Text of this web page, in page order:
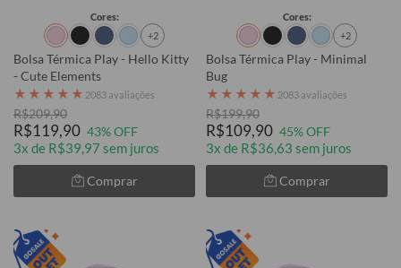
Cores:
+2
Bolsa Térmica Play - Hello Kitty
- Cute Elements
★ ★ ★ ★ ★ 2083 avaliações
R$209,90
R$119,90 43% OFF
3x de R$39,97 sem juros
Comprar
Cores:
+2
Bolsa Térmica Play - Minimal
Bug
★ ★ ★ ★ ★ 2083 avaliações
R$199,90
R$109,90 45% OFF
3x de R$36,63 sem juros
Comprar